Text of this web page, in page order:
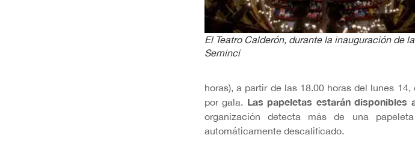
El Teatro Calderón, durante la inauguración de
Seminci
horas), a partir de las 18.00 horas del lunes
por gala. Las papeletas estarán disponibles
organización detecta más de una
automáticamente descalificado.